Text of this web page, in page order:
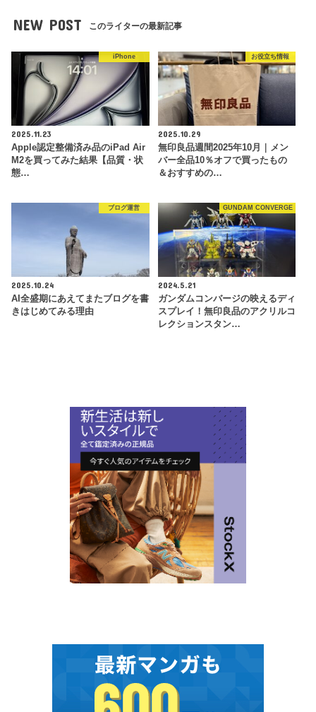
NEW POST このライターの最新記事
iPhone
2025.11.23
Apple認定整備済み品のiPad Air
M2を買ってみた結果【品質・状
態…
お役立ち情報
2025.10.29
無印良品週間2025年10月｜メン
バー全品10％オフで買ったもの
＆おすすめの…
ブログ運営
2025.10.24
AI全盛期にあえてまたブログを書
きはじめてみる理由
GUNDAM CONVERGE
2024.5.21
ガンダムコンバージの映えるディ
スプレイ！無印良品のアクリルコ
レクションスタン…